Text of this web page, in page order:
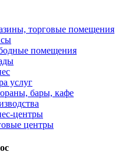
торговые помещения
помещения
услуг
бары, кафе
центры
центры